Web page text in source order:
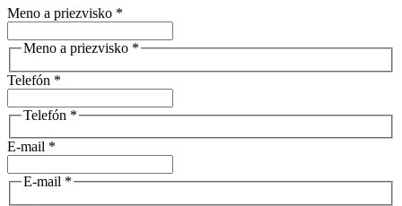
Meno a priezvisko *
Meno a priezvisko *
Telefón *
Telefón *
E-mail *
E-mail *